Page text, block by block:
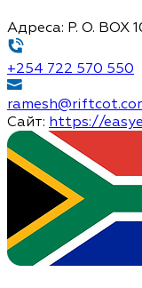
Адреса: P. O. BOX
+254 722 570 550
Сайт: https://